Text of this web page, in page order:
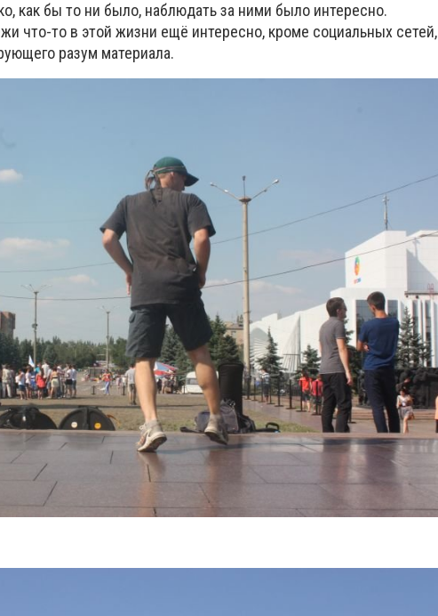
как бы то ни было, наблюдать за ними было интересно.
что-то в этой жизни ещё интересно, кроме социальных сетей,
разум материала.